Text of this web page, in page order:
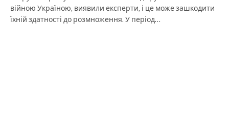
війною Україною, виявили експерти, і це може зашкодити
їхній здатності до розмноження. У період…